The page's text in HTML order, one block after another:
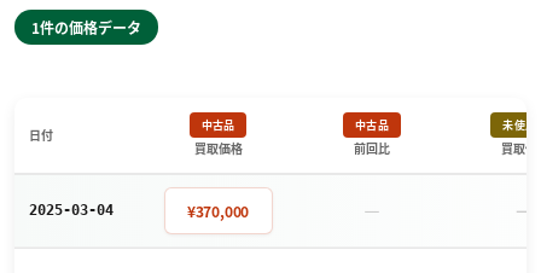
1件の価格データ
日付
中古品
買取価格
中古品
前回比
未使用
買取価
2025-03-04 ¥370,000 － －